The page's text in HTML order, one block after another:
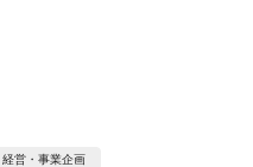
経営・事業企画